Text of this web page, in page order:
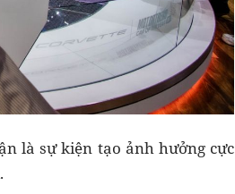
là sự kiện tạo ảnh hưởng cực